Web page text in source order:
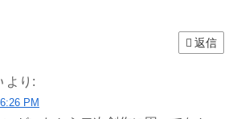
返信
より:
PM